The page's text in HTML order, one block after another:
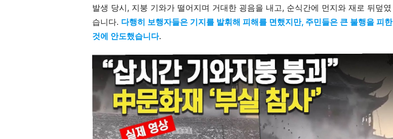
발생 당시, 지붕 기와가 떨어지며 거대한 굉음을 내고, 순식간에 먼지와 재로 뒤덮였
습니다. 다행히 보행자들은 기지를 발휘해 피해를 면했지만, 주민들은 큰 불행을 피한
것에 안도했습니다.